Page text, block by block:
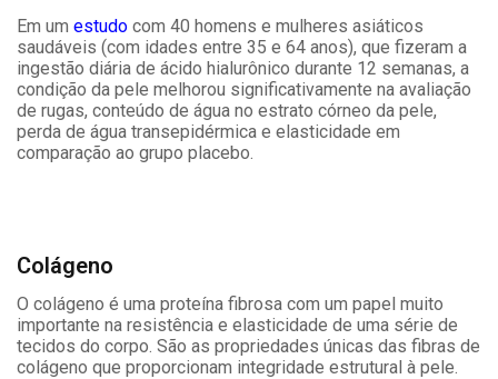
Em um estudo com 40 homens e mulheres asiáticos
saudáveis ​​(com idades entre 35 e 64 anos), que fizeram a
ingestão diária de ácido hialurônico durante 12 semanas, a
condição da pele melhorou significativamente na avaliação
de rugas, conteúdo de água no estrato córneo da pele,
perda de água transepidérmica e elasticidade em
comparação ao grupo placebo.
Colágeno
O colágeno é uma proteína fibrosa com um papel muito
importante na resistência e elasticidade de uma série de
tecidos do corpo. São as propriedades únicas das fibras de
colágeno que proporcionam integridade estrutural à pele.